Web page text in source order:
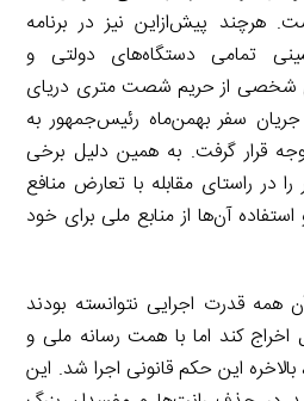
هرچند پیش‌ازاین نیز در برنامه
تمامی دستگاه‌های دولتی و
شخصی از حریم شصت متری دریای
سفر بهمن‌ماه رئیس‌جمهور به
قرار گرفت. به همین دلیل برخی
در راستای مقابله با تعارض منافع
آن‌ها از منابع ملی برای خود
همه قدرت اجرایی نتوانسته بودند
اخراج کند اما با همت رسانه ملی و
این حکم قانونی اجرا شد. این